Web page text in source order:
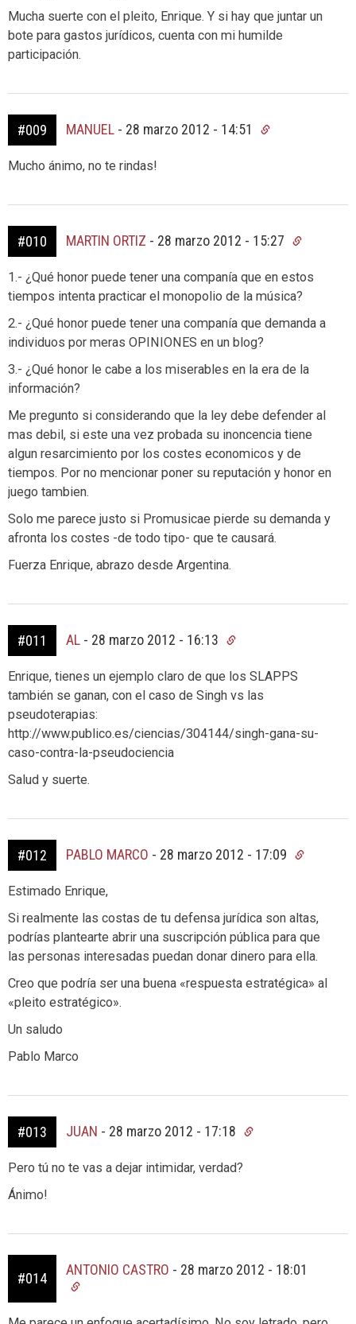
Mucha suerte con el pleito, Enrique. Y si hay que juntar un
bote para gastos jurídicos, cuenta con mi humilde
participación.
#009 MANUEL - 28 marzo 2012 - 14:51
Mucho ánimo, no te rindas!
#010 MARTIN ORTIZ - 28 marzo 2012 - 15:27
1.- ¿Qué honor puede tener una companía que en estos
tiempos intenta practicar el monopolio de la música?
2.- ¿Qué honor puede tener una companía que demanda a
individuos por meras OPINIONES en un blog?
3.- ¿Qué honor le cabe a los miserables en la era de la
información?
Me pregunto si considerando que la ley debe defender al
mas debil, si este una vez probada su inoncencia tiene
algun resarcimiento por los costes economicos y de
tiempos. Por no mencionar poner su reputación y honor en
juego tambien.
Solo me parece justo si Promusicae pierde su demanda y
afronta los costes -de todo tipo- que te causará.
Fuerza Enrique, abrazo desde Argentina.
#011 AL - 28 marzo 2012 - 16:13
Enrique, tienes un ejemplo claro de que los SLAPPS
también se ganan, con el caso de Singh vs las
pseudoterapias:
http://www.publico.es/ciencias/304144/singh-gana-su-
caso-contra-la-pseudociencia
Salud y suerte.
#012 PABLO MARCO - 28 marzo 2012 - 17:09
Estimado Enrique,
Si realmente las costas de tu defensa jurídica son altas,
podrías plantearte abrir una suscripción pública para que
las personas interesadas puedan donar dinero para ella.
Creo que podría ser una buena «respuesta estratégica» al
«pleito estratégico».
Un saludo
Pablo Marco
#013 JUAN - 28 marzo 2012 - 17:18
Pero tú no te vas a dejar intimidar, verdad?
Ánimo!
#014
ANTONIO CASTRO - 28 marzo 2012 - 18:01